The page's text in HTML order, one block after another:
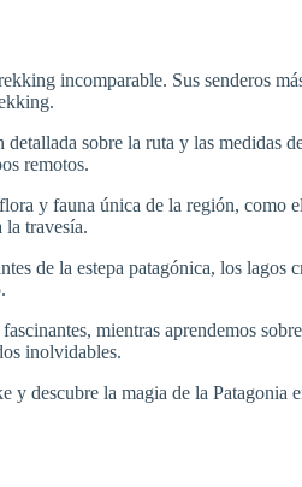
incomparable. Sus senderos
sobre la ruta y las
remotos.
y fauna única de la región,
la travesía.
de la estepa patagónica, los
mientras aprendemos
inolvidables.
y descubre la magia de la Patagonia